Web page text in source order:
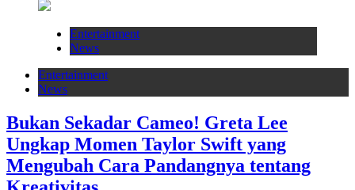
Entertainment
News
Entertainment
News
Bukan Sekadar Cameo! Greta Lee
Ungkap Momen Taylor Swift yang
Mengubah Cara Pandangnya tentang